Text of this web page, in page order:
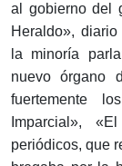
al gobierno del
Heraldo»,
la minoría
nuevo órgano
fuertemente
Imparcial»,
periódicos, que